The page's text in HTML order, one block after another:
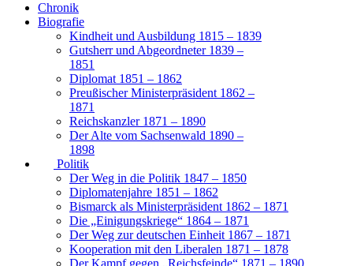
Chronik
Biografie
Kindheit und Ausbildung 1815 – 1839
Gutsherr und Abgeordneter 1839 –
1851
Diplomat 1851 – 1862
Preußischer Ministerpräsident 1862 –
1871
Reichskanzler 1871 – 1890
Der Alte vom Sachsenwald 1890 –
1898
Politik
Der Weg in die Politik 1847 – 1850
Diplomatenjahre 1851 – 1862
Bismarck als Ministerpräsident 1862 – 1871
Die „Einigungskriege“ 1864 – 1871
Der Weg zur deutschen Einheit 1867 – 1871
Kooperation mit den Liberalen 1871 – 1878
Der Kampf gegen „Reichsfeinde“ 1871 – 1890